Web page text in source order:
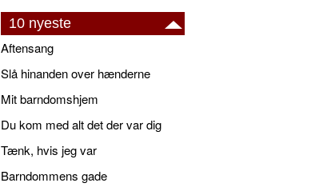
10 nyeste
Aftensang
Slå hinanden over hænderne
Mit barndomshjem
Du kom med alt det der var dig
Tænk, hvis jeg var
Barndommens gade